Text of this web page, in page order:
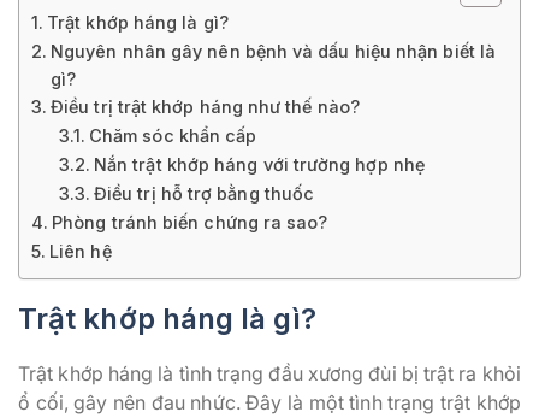
Trật khớp háng là gì?
Nguyên nhân gây nên bệnh và dấu hiệu nhận biết là
gì?
Điều trị trật khớp háng như thế nào?
Chăm sóc khẩn cấp
Nắn trật khớp háng với trường hợp nhẹ
Điều trị hỗ trợ bằng thuốc
Phòng tránh biến chứng ra sao?
Liên hệ
Trật khớp háng là gì?
Trật khớp háng là tình trạng đầu xương đùi bị trật ra khỏi
ổ cối, gây nên đau nhức. Đây là một tình trạng trật khớp